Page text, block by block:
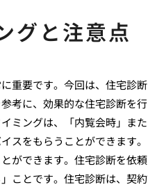
グと注意点
重要です。今回は、住宅診
考に、効果的な住宅診断を
ミングは、「内覧会時」ま
スをもらうことができます
ができます。住宅診断を依
ことです。住宅診断は、契